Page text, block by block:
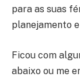
para as suas
planejamento e
Ficou com
abaixo ou me